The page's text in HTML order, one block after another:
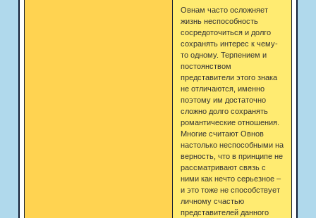
Овнам часто осложняет
жизнь неспособность
сосредоточиться и долго
сохранять интерес к чему-
то одному. Терпением и
постоянством
представители этого знака
не отличаются, именно
поэтому им достаточно
сложно долго сохранять
романтические отношения.
Многие считают Овнов
настолько неспособными на
верность, что в принципе не
рассматривают связь с
ними как нечто серьезное –
и это тоже не способствует
личному счастью
представителей данного